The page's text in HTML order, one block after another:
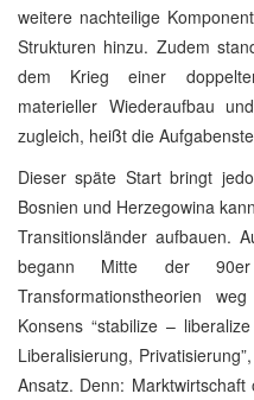
weitere nachteilige
Strukturen hinzu. Zudem
dem Krieg einer
materieller Wiederaufbau
zugleich, heißt die
Dieser späte Start bringt
Bosnien und Herzegowina
Transitionsländer aufbauen.
begann Mitte der
Transformationstheorien
Konsens “stabilize –
Liberalisierung,
Ansatz. Denn: